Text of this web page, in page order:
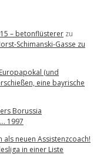
– betonflüsterer zu
Schimanski-Gasse zu
(und
eine bayrische
Borussia
1997
als neuen Assistenzcoach!
in einer Liste